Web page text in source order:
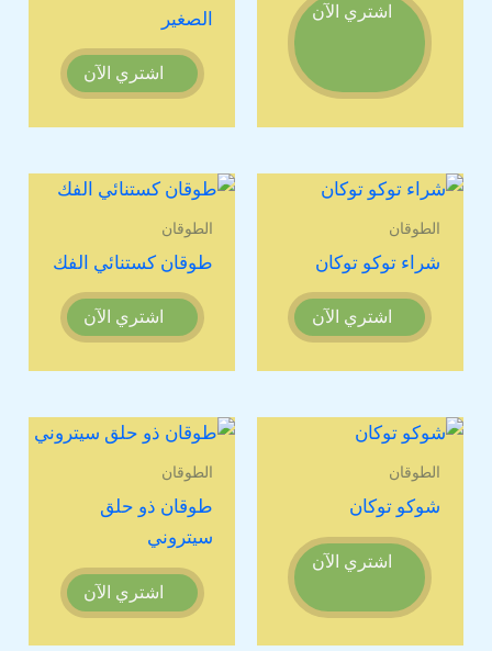
اشتري الآن
الصغير
اشتري الآن
الطوقان
شراء توكو توكان
اشتري الآن
الطوقان
طوقان كستنائي الفك
اشتري الآن
الطوقان
شوكو توكان
اشتري الآن
الطوقان
طوقان ذو حلق
سيتروني
اشتري الآن